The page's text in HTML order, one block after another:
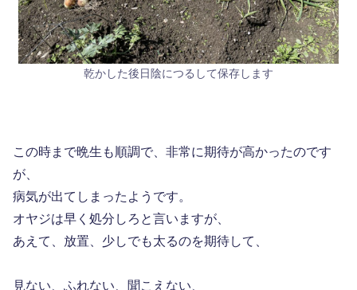
乾かした後日陰につるして保存します
この時まで晩生も順調で、非常に期待が高かったのです
が、
病気が出てしまったようです。
オヤジは早く処分しろと言いますが、
あえて、放置、少しでも太るのを期待して、
見ない、ふれない、聞こえない、